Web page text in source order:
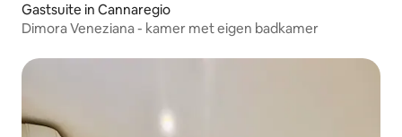
Gastsuite in Cannaregio
Dimora Veneziana - kamer met eigen badkamer